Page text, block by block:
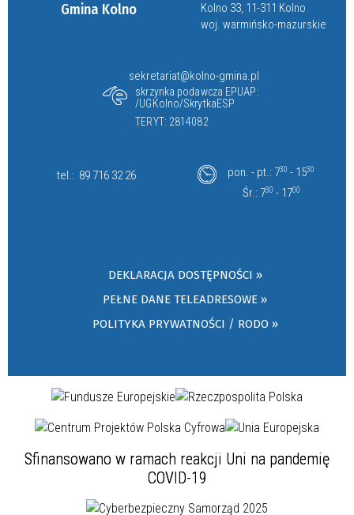
Gmina Kolno
Kolno 33, 11-311 Kolno
woj. warmińsko-mazurskie
sekretariat@kolno-gmina.pl
skrzynka podawcza EPUAP:
/UGKolno/SkrytkaESP
TERYT: 2814082
tel.: 89 716 32 26 pon. - pt.: 730 - 1530
Śr.: 730 - 1700
DEKLARACJA DOSTĘPNOŚCI »
PEŁNE DANE TELEADRESOWE »
POLITYKA PRYWATNOŚCI / RODO »
Sfinansowano w ramach reakcji Uni na pandemię
COVID-19